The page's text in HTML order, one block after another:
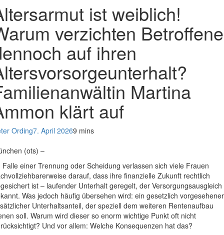
ist weiblich!
verzichten Betroffene
auf ihren
Martina
klärt auf
Ording7. April 20269 mins
(ots) –
Falle einer Trennung oder Scheidung verlassen sich viele Frauen
darauf, dass ihre finanzielle Zukunft rechtlich
ist – laufender Unterhalt geregelt, der Versorgungsausgleich
Was jedoch häufig übersehen wird: ein gesetzlich vorgesehener
Unterhaltsanteil, der speziell dem weiteren Rentenaufbau
soll. Warum wird dieser so enorm wichtige Punkt oft nicht
Und vor allem: Welche Konsequenzen hat das?